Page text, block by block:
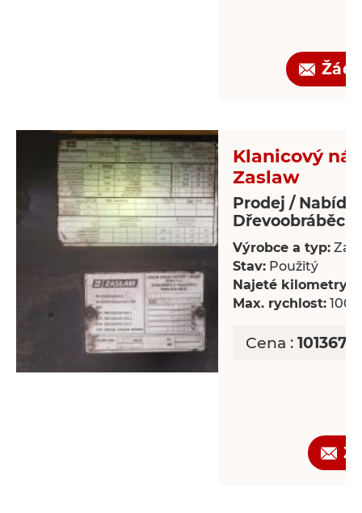
Klanicový
Zaslaw
Prodej /
Dřevoobráběcí
Výrobce a typ:
Stav: Použitý
Najeté kilometry:
Max. rychlost: 100
Cena :